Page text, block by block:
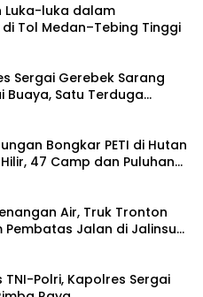
Luka-luka dalam
Tol Medan–Tebing Tinggi
Sergai Gerebek Sarang
Buaya, Satu Terduga
Bongkar PETI di Hutan
47 Camp dan Puluhan
Air, Truk Tronton
Jalan di Jalinsum
TNI-Polri, Kapolres Sergai